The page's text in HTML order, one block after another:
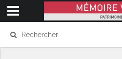
Mémoire Vive patrimoine
Ouvrir le menu déroulant